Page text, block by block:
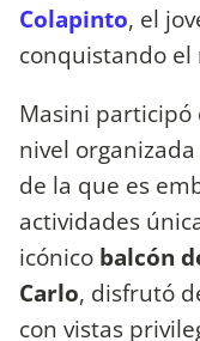
Colapinto, el
conquistando
Masini
nivel
de la que es
actividades
icónico balcón
Carlo, disfrutó
con vistas